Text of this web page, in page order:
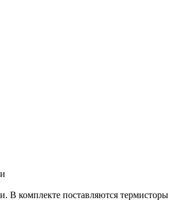
В комплекте поставляются термисторы